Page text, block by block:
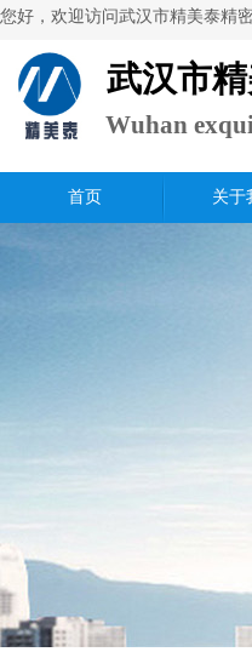
您好，欢迎访问武汉市精美泰精
武汉市
Wuhan
Ltd.
首页 关于